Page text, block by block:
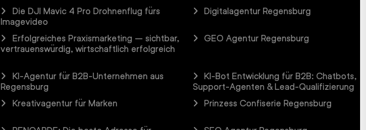
Die DJI Mavic 4 Pro Drohnenflug fürs
Imagevideo
Digitalagentur Regensburg
Erfolgreiches Praxismarketing – sichtbar,
vertrauenswürdig, wirtschaftlich erfolgreich
GEO Agentur Regensburg
KI-Agentur für B2B-Unternehmen aus
Regensburg
KI-Bot Entwicklung für B2B: Chatbots,
Support-Agenten & Lead-Qualifizierung
Kreativagentur für Marken Prinzess Confiserie Regensburg